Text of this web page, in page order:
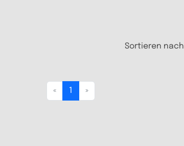
Sortieren nach
« 1 »